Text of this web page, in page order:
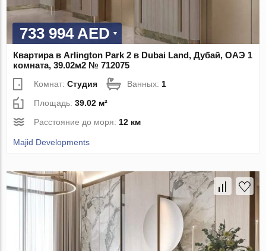
733 994 AED
Квартира в Arlington Park 2 в Dubai Land, Дубай, ОАЭ 1
комната, 39.02м2 № 712075
Комнат:Студия Ванных: 1
Площадь:39.02 м²
Расстояние до моря: 12 км
Majid Developments